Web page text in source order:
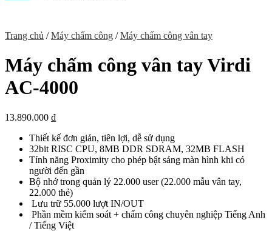
Trang chủ / Máy chấm công / Máy chấm công vân tay
Máy chấm công vân tay Virdi
AC-4000
13.890.000 ₫
Thiết kế đơn giản, tiên lợi, dễ sử dụng
32bit RISC CPU, 8MB DDR SDRAM, 32MB FLASH
Tính năng Proximity cho phép bật sáng màn hình khi có
người đến gần
Bộ nhớ trong quản lý 22.000 user (22.000 mẫu vân tay,
22.000 thẻ)
Lưu trữ 55.000 lượt IN/OUT
Phần mềm kiểm soát + chấm công chuyên nghiệp Tiếng Anh
/ Tiếng Việt